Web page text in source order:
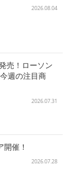
2026.08.04
売！ローソン
週の注目商
2026.07.31
開催！
2026.07.28